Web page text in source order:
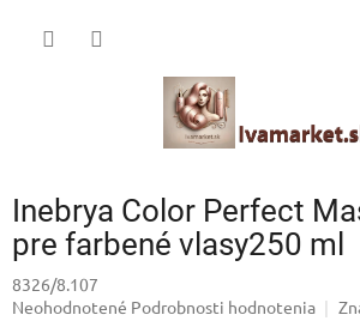
Inebrya Color Perfect
pre farbené vlasy250 ml
8326/8.107
Priemerné
Neohodnotené Podrobnosti hodnotenia
IVAMARKET poradca